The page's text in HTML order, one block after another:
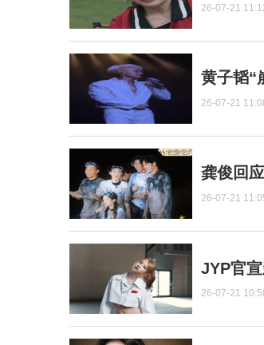
26-07-21
黄子韬“
26-07-21
龚俊回
26-07-21
JYP官
26-07-21